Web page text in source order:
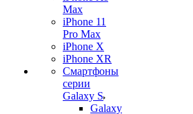
Max
iPhone 11
Pro Max
iPhone X
iPhone XR
Смартфоны
серии
Galaxy S
Galaxy